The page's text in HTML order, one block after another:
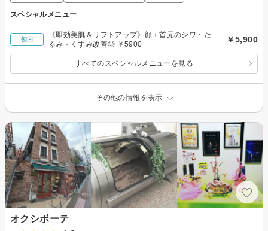
スペシャルメニュー
初回
《即効美肌＆リフトアップ》顔＋首元のシワ・た
るみ・くすみ改善◎ ￥5900
￥5,900
すべてのスペシャルメニューを見る
その他の情報を表示
オクシボーテ